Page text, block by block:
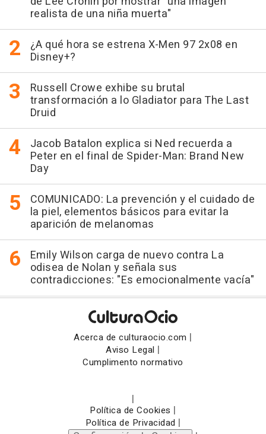
realista de una niña muerta"
¿A qué hora se estrena X-Men 97 2x08 en
Disney+?
Russell Crowe exhibe su brutal
transformación a lo Gladiator para The Last
Druid
Jacob Batalon explica si Ned recuerda a
Peter en el final de Spider-Man: Brand New
Day
COMUNICADO: La prevención y el cuidado de
la piel, elementos básicos para evitar la
aparición de melanomas
Emily Wilson carga de nuevo contra La
odisea de Nolan y señala sus
contradicciones: "Es emocionalmente vacía"
Acerca de culturaocio.com |
Aviso Legal |
Cumplimento normativo
|
Política de Cookies |
Política de Privacidad |